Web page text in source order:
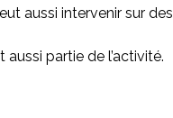
aussi intervenir sur des
partie de l’activité.